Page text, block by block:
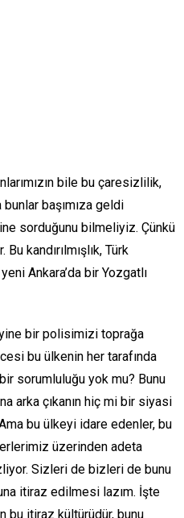
bile bu çaresizlilik,
başımıza geldi
sorduğunu bilmeliyiz. Çünkü
kandırılmışlık, Türk
Ankara’da bir Yozgatlı
bir polisimizi toprağa
bu ülkenin her tarafında
sorumluluğu yok mu? Bunu
arka çıkanın hiç mi bir siyasi
bu ülkeyi idare edenler, bu
üzerinden adeta
Sizleri de bizleri de bunu
itiraz edilmesi lazım. İşte
bu itiraz kültürüdür, bunu